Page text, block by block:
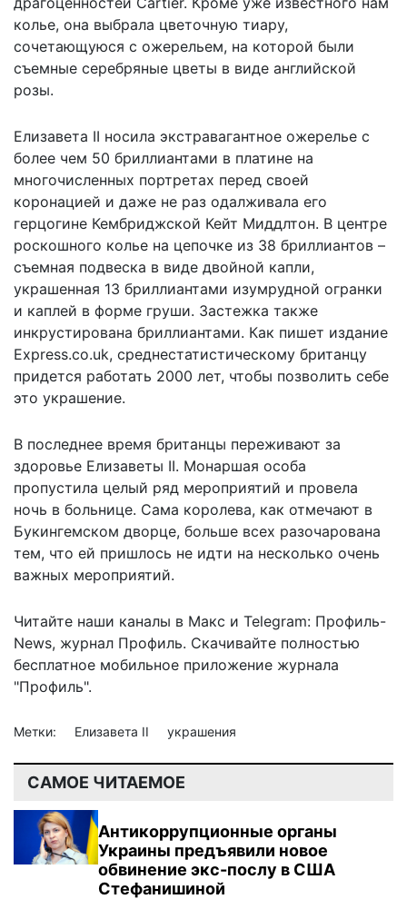
колье, она выбрала цветочную тиару,
сочетающуюся с ожерельем, на которой были
съемные серебряные цветы в виде английской
розы.
Елизавета II носила экстравагантное ожерелье с
более чем 50 бриллиантами в платине на
многочисленных портретах перед своей
коронацией и даже не раз одалживала его
герцогине Кембриджской Кейт Миддлтон. В центре
роскошного колье на цепочке из 38 бриллиантов –
съемная подвеска в ​​виде двойной капли,
украшенная 13 бриллиантами изумрудной огранки
и каплей в форме груши. Застежка также
инкрустирована бриллиантами. Как пишет издание
Express.co.uk, среднестатистическому британцу
придется работать 2000 лет, чтобы позволить себе
это украшение.
В последнее время британцы переживают за
здоровье Елизаветы II. Монаршая особа
пропустила целый ряд мероприятий и провела
ночь в больнице. Сама королева, как отмечают в
Букингемском дворце, больше всех разочарована
тем, что ей пришлось не идти на несколько очень
важных мероприятий.
Читайте наши каналы в Макс и Telegram: Профиль-
News, журнал Профиль. Скачивайте полностью
бесплатное мобильное приложение журнала
"Профиль".
Метки: Елизавета II украшения
САМОЕ ЧИТАЕМОЕ
Антикоррупционные органы
Украины предъявили новое
обвинение экс-послу в США
Стефанишиной